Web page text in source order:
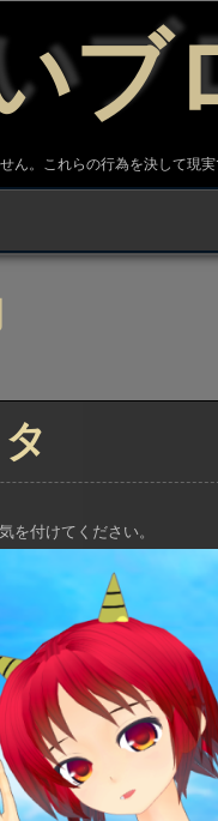
ブ
。これらの行為を決して現
を付けてください。